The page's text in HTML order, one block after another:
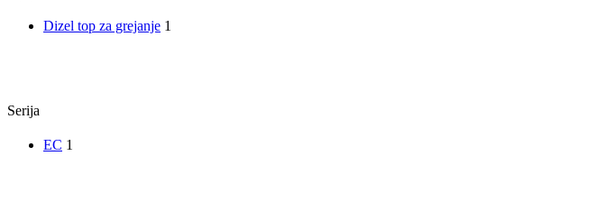
Dizel top za grejanje 1
Serija
EC 1